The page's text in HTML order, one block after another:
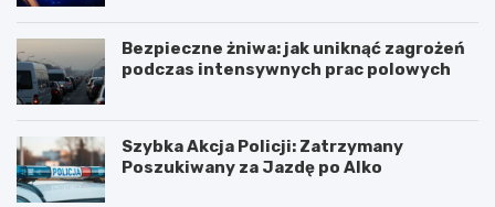
Bezpieczne żniwa: jak uniknąć zagrożeń
podczas intensywnych prac polowych
Szybka Akcja Policji: Zatrzymany
Poszukiwany za Jazdę po Alko